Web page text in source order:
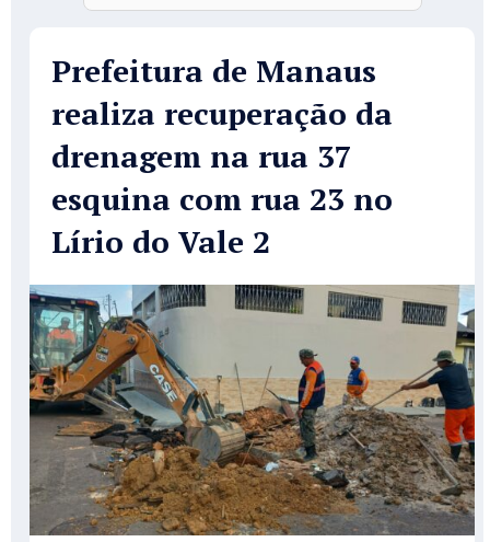
Prefeitura de Manaus
realiza recuperação da
drenagem na rua 37
esquina com rua 23 no
Lírio do Vale 2